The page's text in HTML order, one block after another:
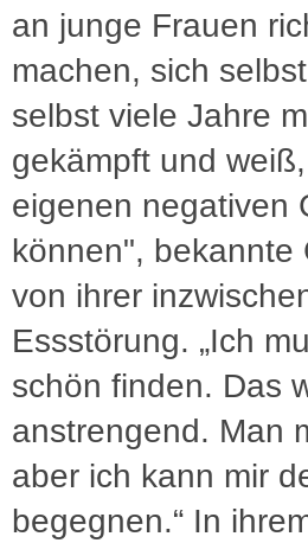
an junge Frauen
machen, sich
selbst viele Jahre
gekämpft und
eigenen negativen
können", bekannte
von ihrer
Essstörung. „Ich
schön finden. Das
anstrengend. Man
aber ich kann mir
begegnen.“ In